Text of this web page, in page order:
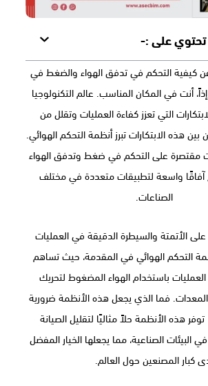
تحتوي على :-
كيفية التحكم في تدفق الهواء والضغط في
أنت في المكان المناسب. عالم التكنولوجيا
التي تعزز كفاءة العمليات وتقلل من
بين هذه الابتكارات تبرز أنظمة التحكم الهوائي.
مقتصرة على التحكم في ضغط وتدفق الهواء
واسعة لتطبيقات متعددة في مختلف
الصناعات.
على الأتمتة والسيطرة الدقيقة في العمليات
التحكم الهوائي في المقدمة، حيث تساهم
باستخدام الهواء المضغوط لتحريك
فما الذي يجعل هذه الأنظمة ضرورية
هذه الأنظمة حلاً مثاليًا لتقليل الصيانة
البيئات الصناعية، مما يجعلها الخيار المفضل
كبار المصنعين حول العالم.